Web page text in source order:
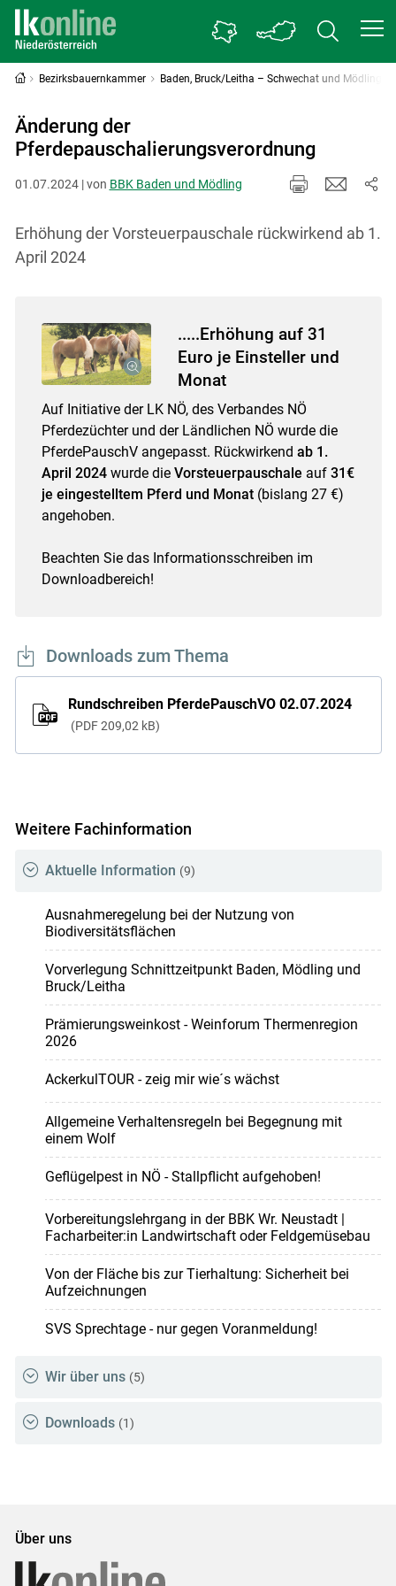
Bezirksbauernkammer Baden, Bruck/Leitha – Schwechat und Mödling
Änderung der
Pferdepauschalierungsverordnung
01.07.2024 | von BBK Baden und Mödling
Erhöhung der Vorsteuerpauschale rückwirkend ab 1.
April 2024
.....Erhöhung auf 31
Euro je Einsteller und
Monat
Auf Initiative der LK NÖ, des Verbandes NÖ
Pferdezüchter und der Ländlichen NÖ wurde die
PferdePauschV angepasst. Rückwirkend ab 1.
April 2024wurde dieVorsteuerpauschale auf 31€
je eingestelltem Pferd und Monat (bislang 27 €)
angehoben.
Beachten Sie das Informationsschreiben im
Downloadbereich!
Downloads zum Thema
Rundschreiben PferdePauschVO 02.07.2024
PDF 209,02 kB
Weitere Fachinformation
Aktuelle Information (9)
Ausnahmeregelung bei der Nutzung von
Biodiversitätsflächen
Vorverlegung Schnittzeitpunkt Baden, Mödling und
Bruck/Leitha
Prämierungsweinkost - Weinforum Thermenregion
2026
AckerkulTOUR - zeig mir wie´s wächst
Allgemeine Verhaltensregeln bei Begegnung mit
einem Wolf
Geflügelpest in NÖ - Stallpflicht aufgehoben!
Vorbereitungslehrgang in der BBK Wr. Neustadt |
Facharbeiter:in Landwirtschaft oder Feldgemüsebau
Von der Fläche bis zur Tierhaltung: Sicherheit bei
Aufzeichnungen
SVS Sprechtage - nur gegen Voranmeldung!
Wir über uns (5)
Downloads (1)
Über uns